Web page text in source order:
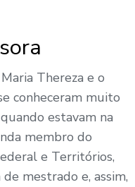
Thereza e o
conheceram muito
estavam na
membro do
e Territórios,
mestrado e, assim,